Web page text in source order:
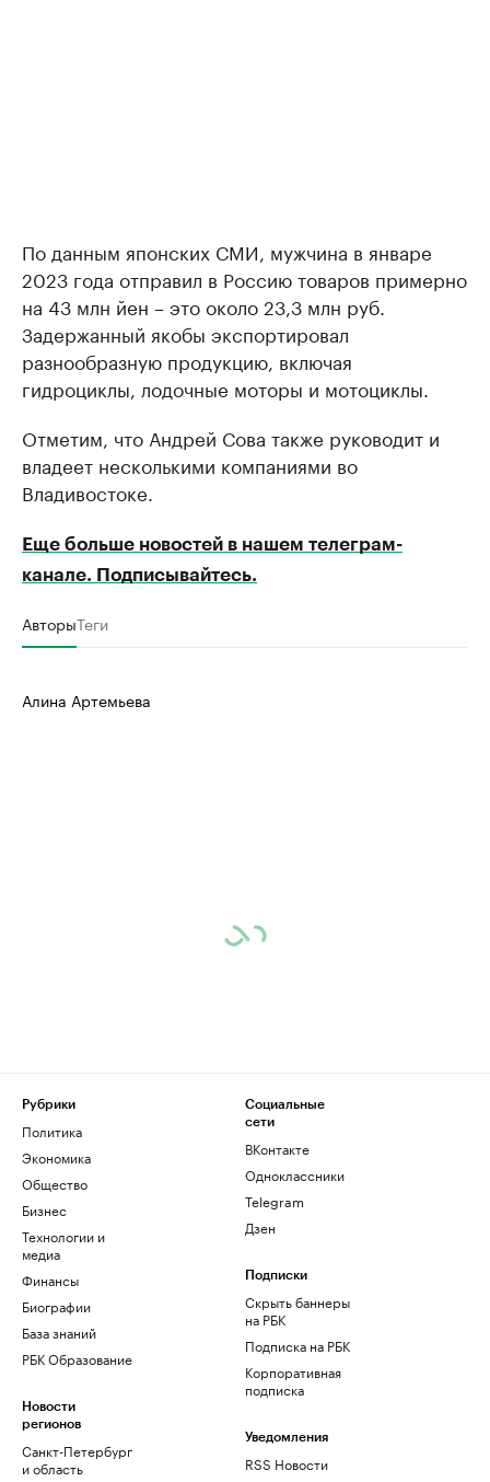
По данным японских СМИ, мужчина в январе
2023 года отправил в Россию товаров примерно
на 43 млн йен – это около 23,3 млн руб.
Задержанный якобы экспортировал
разнообразную продукцию, включая
гидроциклы, лодочные моторы и мотоциклы.
Отметим, что Андрей Сова также руководит и
владеет несколькими компаниями во
Владивостоке.
Еще больше новостей в нашем телеграм-
канале. Подписывайтесь.
АвторыТеги
Алина Артемьева
Рубрики
Политика
Экономика
Общество
Бизнес
Технологии и
медиа
Финансы
Биографии
База знаний
РБК Образование
Новости
регионов
Санкт-Петербург
и область
Социальные
сети
ВКонтакте
Одноклассники
Telegram
Дзен
Подписки
Скрыть баннеры
на РБК
Подписка на РБК
Корпоративная
подписка
Уведомления
RSS Новости